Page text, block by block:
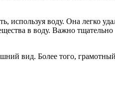
воду. Она легко
в воду. Важно
вид. Более того,